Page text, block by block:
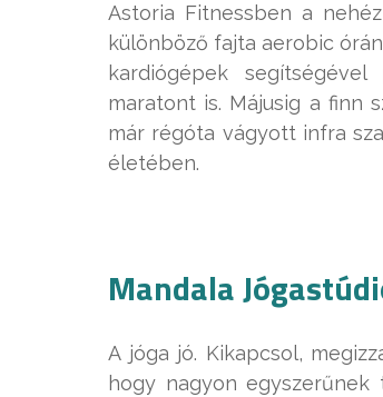
Astoria Fitnessben a
különböző fajta aerobic
kardiógépek
maratont is. Májusig a finn
már régóta vágyott infra
életében.
Mandala
A jóga jó. Kikapcsol,
hogy nagyon